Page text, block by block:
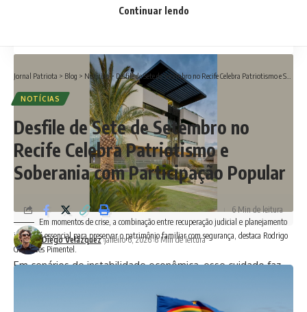
Em momentos de crise, a combinação entre recuperação judicial e planejamento
jurídico é essencial para preservar o patrimônio familiar com segurança, destaca Rodrigo
Gonçalves Pimentel.
Em cenários de instabilidade econômica, esse cuidado faz
precisam manter a atividade produtiva sem comprometer
Continuar lendo
Jornal Patriota > Blog > Notícias>Desfile de Sete de Setembro no Recife Celebra Patriotismo e Soberania com Participação Popular
NOTÍCIAS
Desfile de Sete de Setembro no
Recife Celebra Patriotismo e
Soberania com Participação Popular
Diego Velázquez janeiro 6, 2026 6 Min de leitura
6 Min de leitura